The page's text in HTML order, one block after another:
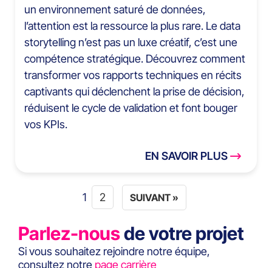
un environnement saturé de données,
l’attention est la ressource la plus rare. Le data
storytelling n’est pas un luxe créatif, c’est une
compétence stratégique. Découvrez comment
transformer vos rapports techniques en récits
captivants qui déclenchent la prise de décision,
réduisent le cycle de validation et font bouger
vos KPIs.
EN SAVOIR PLUS
1 2 SUIVANT »
Parlez-nousde votre projet
Si vous souhaitez rejoindre notre équipe,
consultez notre page carrière